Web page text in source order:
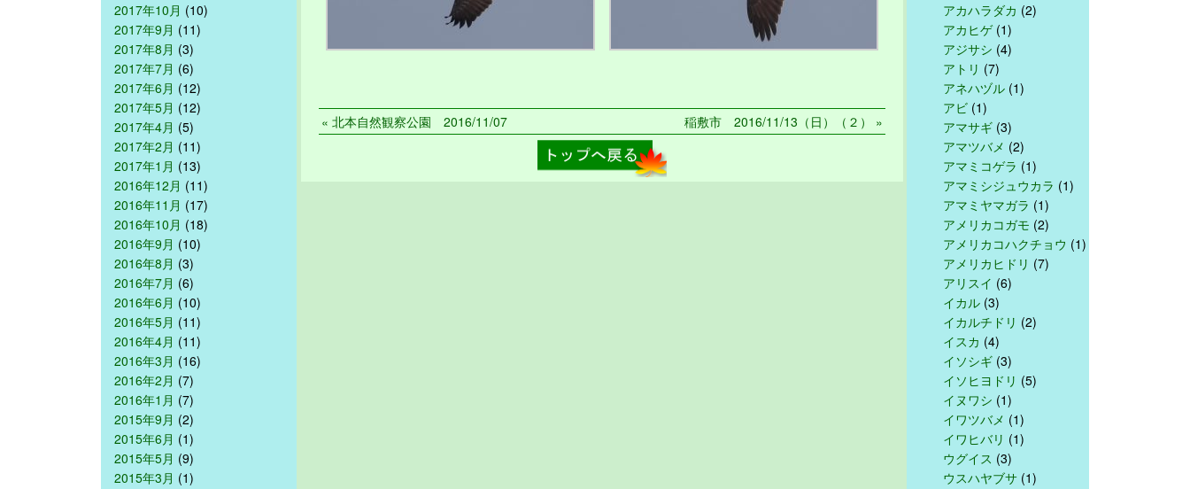
2017年10月 (10)
2017年9月 (11)
2017年8月 (3)
2017年7月 (6)
2017年6月 (12)
2017年5月 (12)
2017年4月 (5)
2017年2月 (11)
2017年1月 (13)
2016年12月 (11)
2016年11月 (17)
2016年10月 (18)
2016年9月 (10)
2016年8月 (3)
2016年7月 (6)
2016年6月 (10)
2016年5月 (11)
2016年4月 (11)
2016年3月 (16)
2016年2月 (7)
2016年1月 (7)
2015年9月 (2)
2015年6月 (1)
2015年5月 (9)
2015年3月 (1)
« 北本自然観察公園 2016/11/07 稲敷市 2016/11/13（日）（２） »
アカハラダカ (2)
アカヒゲ(1)
アジサシ (4)
アトリ (7)
アネハヅル (1)
アビ (1)
アマサギ (3)
アマツバメ (2)
アマミコゲラ (1)
アマミシジュウカラ (1)
アマミヤマガラ (1)
アメリカコガモ (2)
アメリカコハクチョウ (1)
アメリカヒドリ (7)
アリスイ (6)
イカル (3)
イカルチドリ (2)
イスカ (4)
イソシギ (3)
イソヒヨドリ (5)
イヌワシ (1)
イワツバメ (1)
イワヒバリ (1)
ウグイス (3)
ウスハヤブサ (1)